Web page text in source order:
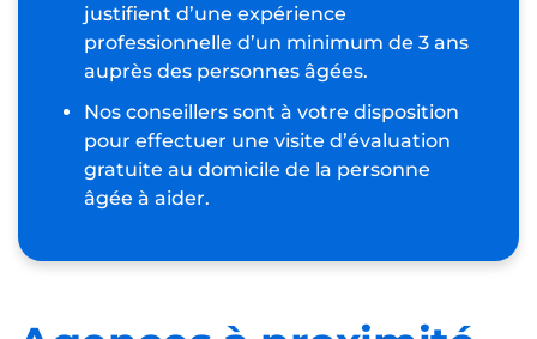
justifient d’une expérience
professionnelle d’un minimum de 3 ans
auprès des personnes âgées.
Nos conseillers sont à votre disposition
pour effectuer une visite d’évaluation
gratuite au domicile de la personne
âgée à aider.